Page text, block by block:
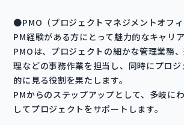
●PMO（プロジェクトマネジメントオフィ
PM経験がある方にとって魅力的なキャリ
PMOは、プロジェクトの細かな管理業務
理などの事務作業を担当し、同時にプロ
的に見る役割を果たします。
PMからのステップアップとして、多岐に
してプロジェクトをサポートします。